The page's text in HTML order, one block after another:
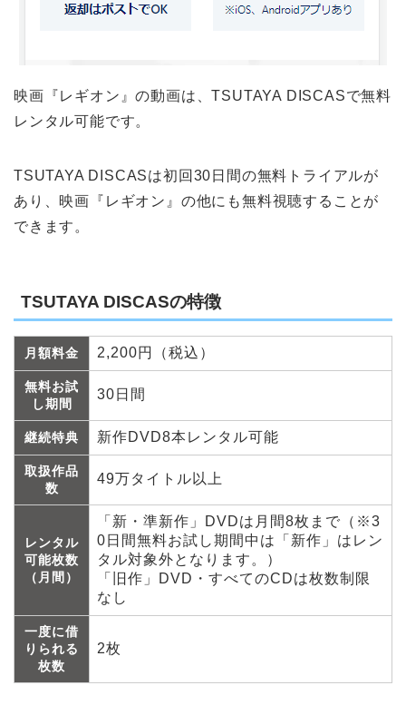
映画『レギオン』の動画は、TSUTAYA DISCASで無料
レンタル可能です。
TSUTAYA DISCASは初回30日間の無料トライアルが
あり、映画『レギオン』の他にも無料視聴することが
できます。
TSUTAYA DISCASの特徴
月額料金 2,200円（税込）
無料お試
し期間
30日間
継続特典 新作DVD8本レンタル可能
取扱作品
数
49万タイトル以上
レンタル
可能枚数
（月間）
「新・準新作」DVDは月間8枚まで（※3
0日間無料お試し期間中は「新作」はレン
タル対象外となります。）
「旧作」DVD・すべてのCDは枚数制限
なし
一度に借
りられる
枚数
2枚